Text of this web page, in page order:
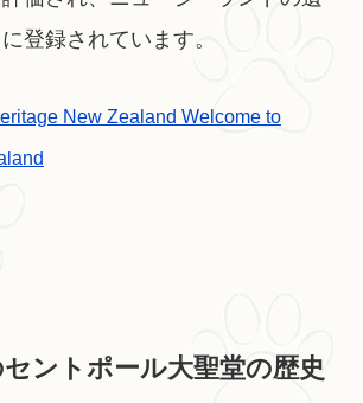
登録されています。
New Zealand Welcome to
ントポール大聖堂の歴史